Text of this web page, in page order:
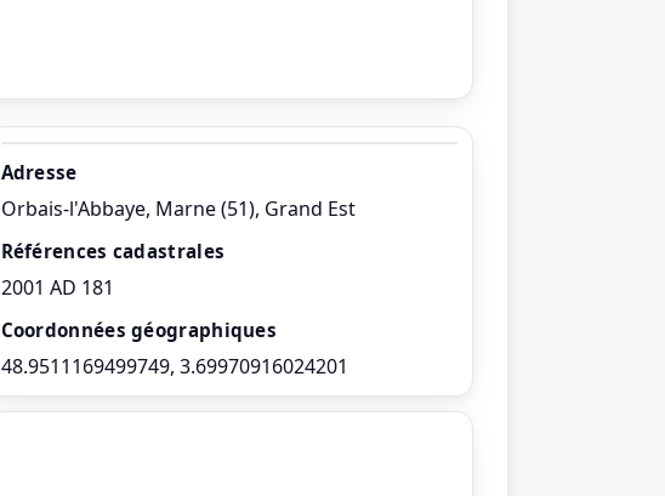
Adresse
Orbais-l'Abbaye, Marne (51), Grand Est
Références cadastrales
2001 AD 181
Coordonnées géographiques
48.9511169499749, 3.69970916024201